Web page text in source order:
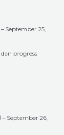
– September 25,
progress
– September 26,